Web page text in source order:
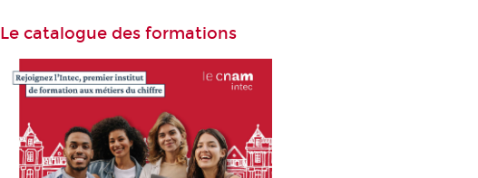
Le catalogue des formations